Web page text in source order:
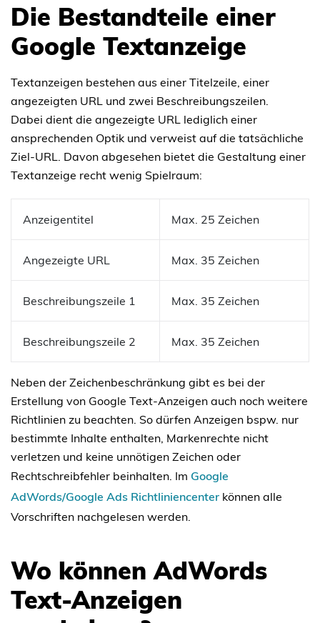
Die Bestandteile einer
Google Textanzeige
Textanzeigen bestehen aus einer Titelzeile, einer
angezeigten URL und zwei Beschreibungszeilen.
Dabei dient die angezeigte URL lediglich einer
ansprechenden Optik und verweist auf die tatsächliche
Ziel-URL. Davon abgesehen bietet die Gestaltung einer
Textanzeige recht wenig Spielraum:
Anzeigentitel Max. 25 Zeichen
Angezeigte URL Max. 35 Zeichen
Beschreibungszeile 1 Max. 35 Zeichen
Beschreibungszeile 2 Max. 35 Zeichen
Neben der Zeichenbeschränkung gibt es bei der
Erstellung von Google Text-Anzeigen auch noch weitere
Richtlinien zu beachten. So dürfen Anzeigen bspw. nur
bestimmte Inhalte enthalten, Markenrechte nicht
verletzen und keine unnötigen Zeichen oder
Rechtschreibfehler beinhalten. Im Google
AdWords/Google Ads Richtliniencenter können alle
Vorschriften nachgelesen werden.
Wo können AdWords
Text-Anzeigen